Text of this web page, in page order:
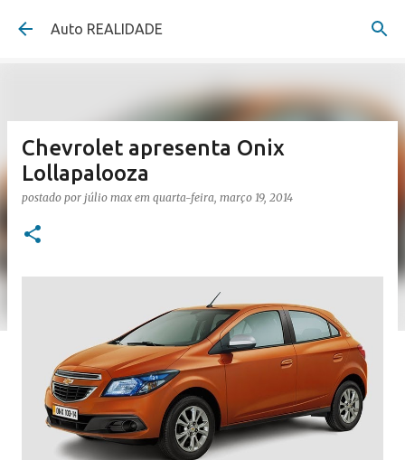
Pular para o conteúdo principal
Auto REALIDADE
Chevrolet apresenta Onix
Lollapalooza
postado por júlio max em quarta-feira, março 19, 2014